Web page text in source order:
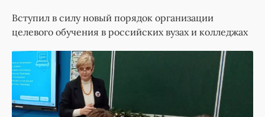
Вступил в силу новый порядок организации
целевого обучения в российских вузах и колледжах